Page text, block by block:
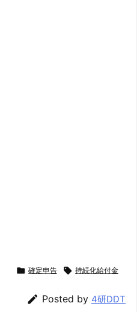
 確定申告  持続化給付金
 Posted by 4研DDT